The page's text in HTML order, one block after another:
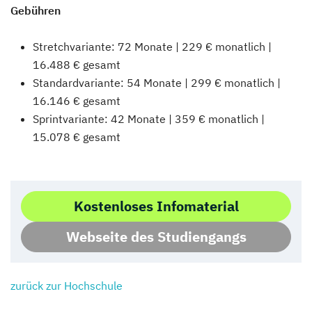
Gebühren
Stretchvariante: 72 Monate | 229 € monatlich |
16.488 € gesamt
Standardvariante: 54 Monate | 299 € monatlich |
16.146 € gesamt
Sprintvariante: 42 Monate | 359 € monatlich |
15.078 € gesamt
Kostenloses Infomaterial
Webseite des Studiengangs
zurück zur Hochschule